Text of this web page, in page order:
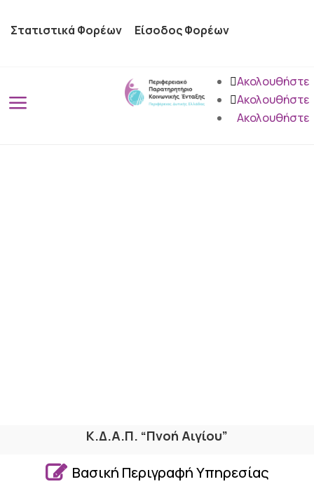
Στατιστικά Φορέων Είσοδος Φορέων
a
Ακολουθήστε
Ακολουθήστε
Ακολουθήστε
Κ.Δ.Α.Π. “Πνοή Αιγίου”
 Βασική Περιγραφή Υπηρεσίας